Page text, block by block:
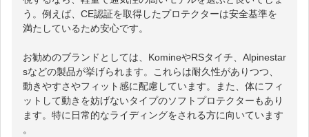
う。例えば、CE認証を取得したプロテクターは安全基準を
満たしているため安心です。
お勧めのブランドとしては、KomineやRSタイチ、Alpinestar
sなどの製品が挙げられます。これらは耐久性がありつつ、
動きやすさやフィット感に配慮しています。また、体にフィ
ットして動きを妨げないタイプのソフトプロテクターもあり
ます。特に日常的なライディングをされる方に向いています
。